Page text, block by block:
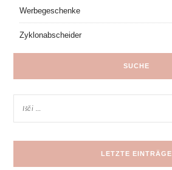
Werbegeschenke
Zyklonabscheider
SUCHE
LETZTE EINTRÄGE